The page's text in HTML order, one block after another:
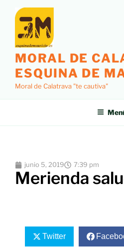
MORAL DE
ESQUINA DE
Moral de Calatrava "te cautiva"
junio 5, 2019 7:39 pm
Merienda
Twitter